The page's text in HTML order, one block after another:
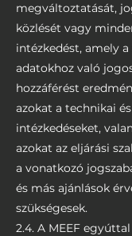
megváltoztatását,
közlését vagy
intézkedést, amely a
adatokhoz való
hozzáférést
azokat a technikai
intézkedéseket,
azokat az eljárási
a vonatkozó
és más ajánlások
szükségesek.
2.4. A MEEF